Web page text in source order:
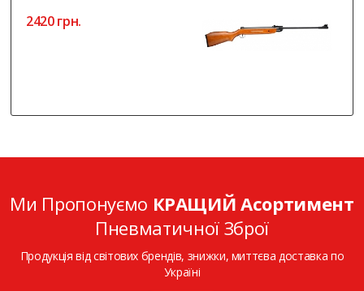
2420 грн.
Ми Пропонуємо КРАЩИЙ Асортимент
Пневматичної Зброї
Продукція від світових брендів, знижки, миттєва доставка по
Україні